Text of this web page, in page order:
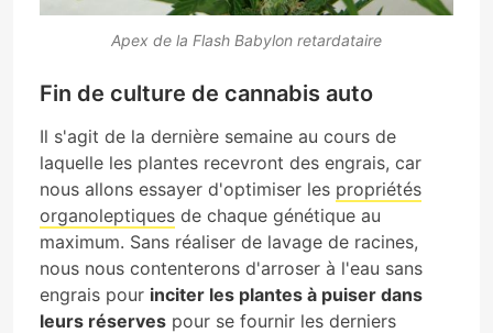
Apex de la Flash Babylon retardataire
Fin de culture de cannabis auto
Il s'agit de la dernière semaine au cours de
laquelle les plantes recevront des engrais, car
nous allons essayer d'optimiser les propriétés
organoleptiques de chaque génétique au
maximum. Sans réaliser de lavage de racines,
nous nous contenterons d'arroser à l'eau sans
engrais pour inciter les plantes à puiser dans
leurs réserves pour se fournir les derniers